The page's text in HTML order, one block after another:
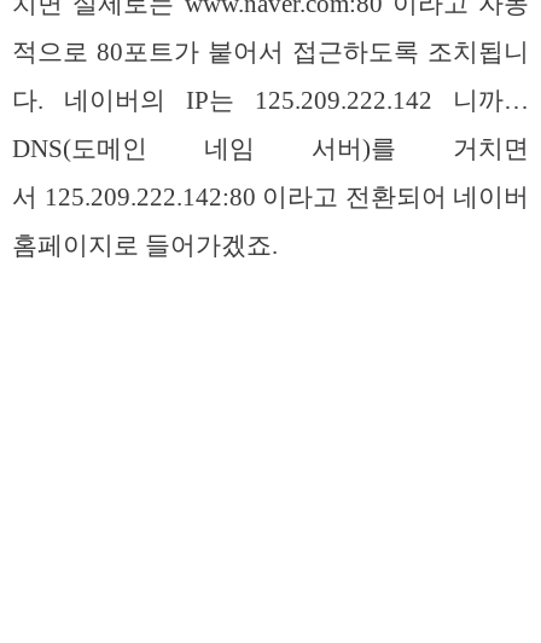
적으로 80포트가 붙어서 접근하도록 조치됩니
다. 네이버의 IP는 125.209.222.142 니까…
DNS(도메인 네임 서버)를 거치면
서 125.209.222.142:80 이라고 전환되어 네이버
홈페이지로 들어가겠죠.